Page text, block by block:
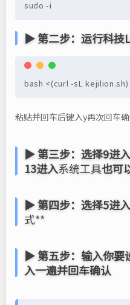
sudo -i
▶ 第二步：运行科技
bash <(curl -sL kejilion.sh)
粘贴并回车后键入y再次回车
▶ 第三步：选择9进入
13进入系统工具也可
▶ 第四步：选择5进入
式**
▶ 第五步：输入你要
入一遍并回车确认